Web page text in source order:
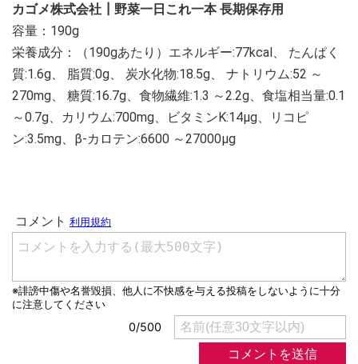
カゴメ株式会社┃野菜一日これ一本 長期保存用
容量：190g
栄養成分：（190gあたり）エネルギー:77kcal、 たんぱく
質:1.6g、 脂質:0g、 炭水化物:18.5g、 ナトリウム:52 ～
270mg、 糖質:16.7g、食物繊維:1.3 ～2.2g、食塩相当量:0.1
～0.7g、カリウム:700mg、ビタミンK:14μg、リコピ
ン:3.5mg、β-カロテン:6600 ～27000μg